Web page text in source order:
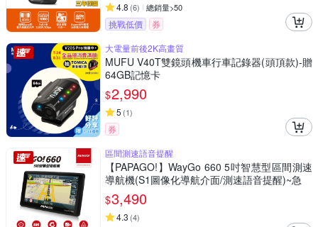
4.8 (6) 總銷量>50
挑戰低價
券
大電量前後2K高畫質
MUFU V40T雙鏡頭機車行車記錄器(頭頂款)-贈
64GB記憶卡
$2,990
5 (1)
券
區間測速語音提醒
【PAPAGO!】WayGo 660 5吋智慧型區間測速
導航機(S1圖像化導航介面/測速語音提醒)~急
$3,490
4.3 (4)